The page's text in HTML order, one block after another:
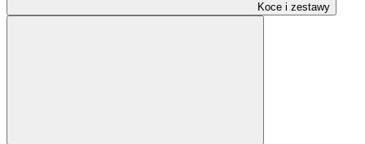
Koce i zestawy